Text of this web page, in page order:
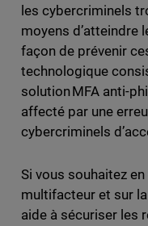
les cybercriminels
moyens d’atteindre
façon de prévenir
technologique
solution MFA anti-
affecté par une
cybercriminels
Si vous souhaitez
multifacteur et sur
aide à sécuriser les